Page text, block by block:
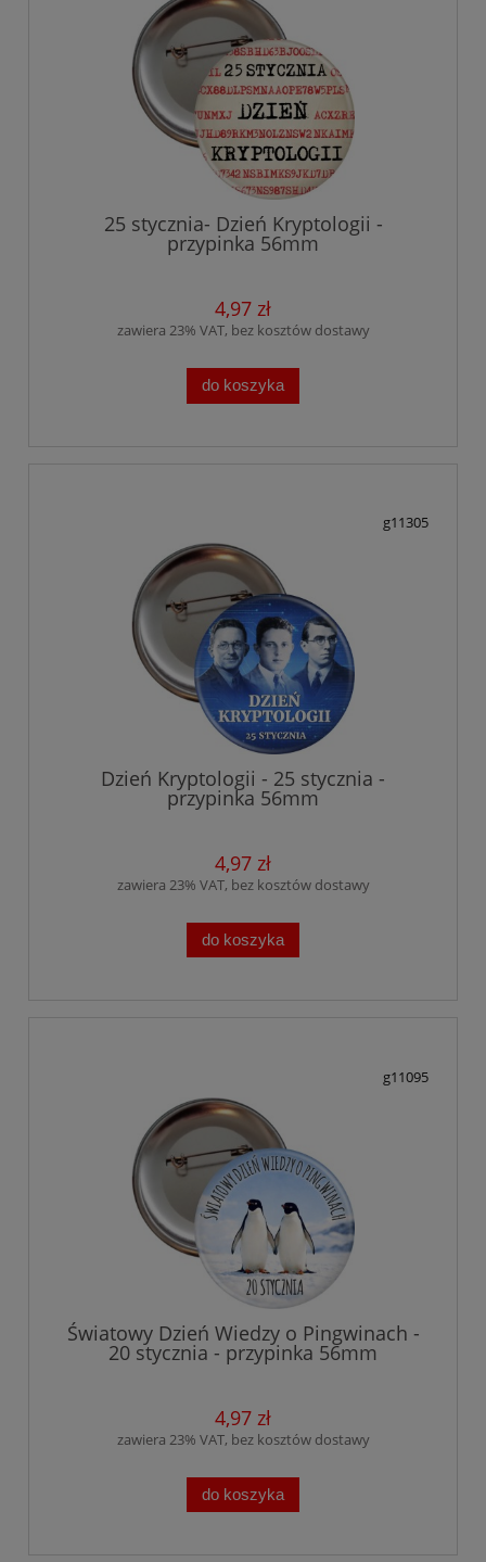
25 stycznia- Dzień Kryptologii -
przypinka 56mm
4,97 zł
zawiera 23% VAT, bez kosztów dostawy
do koszyka
g11305
Dzień Kryptologii - 25 stycznia -
przypinka 56mm
4,97 zł
zawiera 23% VAT, bez kosztów dostawy
do koszyka
g11095
Światowy Dzień Wiedzy o Pingwinach -
20 stycznia - przypinka 56mm
4,97 zł
zawiera 23% VAT, bez kosztów dostawy
do koszyka